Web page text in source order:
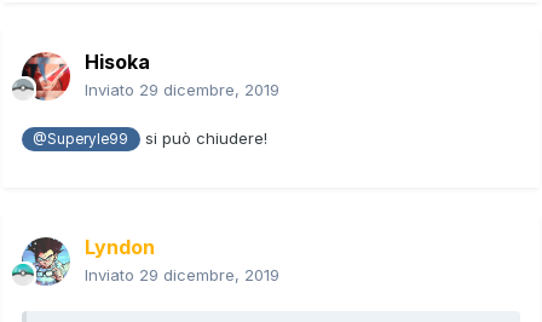
Hisoka
Inviato 29 dicembre, 2019
@Superyle99 si può chiudere!
Lyndon
Inviato 29 dicembre, 2019